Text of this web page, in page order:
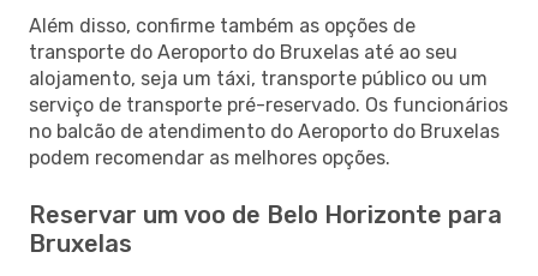
Além disso, confirme também as opções de
transporte do Aeroporto do Bruxelas até ao seu
alojamento, seja um táxi, transporte público ou um
serviço de transporte pré-reservado. Os funcionários
no balcão de atendimento do Aeroporto do Bruxelas
podem recomendar as melhores opções.
Reservar um voo de Belo Horizonte para
Bruxelas